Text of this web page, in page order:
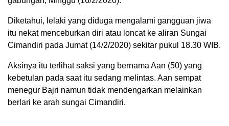
Diketahui, lelaki yang diduga mengalami gangguan jiwa
itu nekat menceburkan diri atau loncat ke aliran Sungai
Cimandiri pada Jumat (14/2/2020) sekitar pukul 18.30 WIB.
Aksinya itu terlihat saksi yang bernama Aan (50) yang
kebetulan pada saat itu sedang melintas. Aan sempat
menegur Bajri namun tidak mendengarkan melainkan
berlari ke arah sungai Cimandiri.